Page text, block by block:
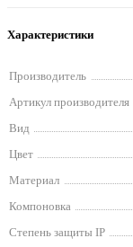
Характеристики
Производитель
Артикул производителя
Вид
Цвет
Материал
Компоновка
Степень защиты IP